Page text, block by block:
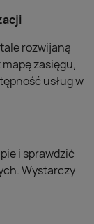
rozwijaną
zasięgu,
usług w
i sprawdzić
Wystarczy